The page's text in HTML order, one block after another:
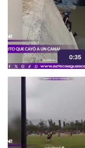
0:35